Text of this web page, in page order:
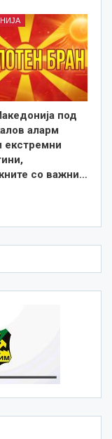
под
аларм
екстремни
со важни…